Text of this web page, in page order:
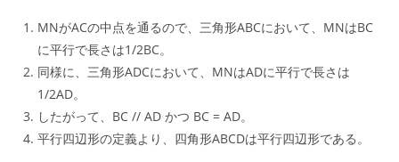
MNがACの中点を通るので、三角形ABCにおいて、MNはBC
に平行で長さは1/2BC。
同様に、三角形ADCにおいて、MNはADに平行で長さは
1/2AD。
したがって、BC // AD かつ BC = AD。
平行四辺形の定義より、四角形ABCDは平行四辺形である。